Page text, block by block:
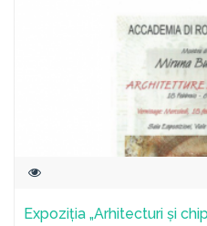
Expoziția „Arhitecturi și